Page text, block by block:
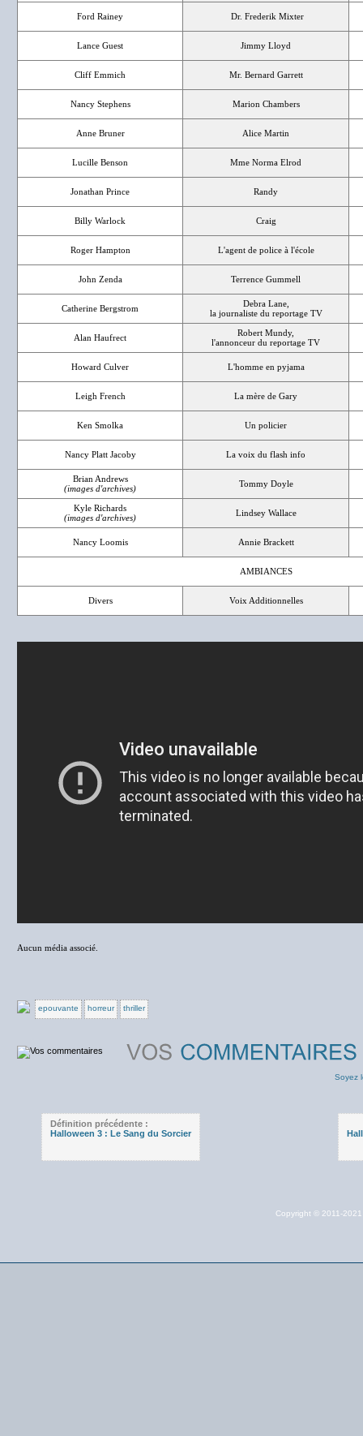
Ford Rainey Dr. Frederik Mixter
Lance Guest Jimmy Lloyd
Cliff Emmich Mr. Bernard Garrett
Nancy Stephens Marion Chambers
Anne Bruner Alice Martin
Lucille Benson Mme Norma Elrod
Jonathan Prince Randy
Billy Warlock Craig
Roger Hampton L'agent de police à l'école
John Zenda Terrence Gummell
Catherine Bergstrom
Debra Lane,
la journaliste du reportage TV
Alan Haufrect
Robert Mundy,
l'annonceur du reportage TV
Howard Culver L'homme en pyjama
Leigh French La mère de Gary
Ken Smolka Un policier
Nancy Platt Jacoby La voix du flash info
Brian Andrews
(images d'archives)
Tommy Doyle
Kyle Richards
(images d'archives)
Lindsey Wallace
Nancy Loomis Annie Brackett
AMBIANCES
Divers Voix Additionnelles
Aucun média associé.
epouvante horreur thriller
Soyez
Définition précédente :
Halloween 3 : Le Sang du Sorcier
Copyright © 2011-